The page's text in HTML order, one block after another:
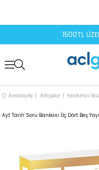
1500TL
Anasayfa Kitaplar Yardımcı
Ayt Tarih Soru Bankası Üç Dört Beş